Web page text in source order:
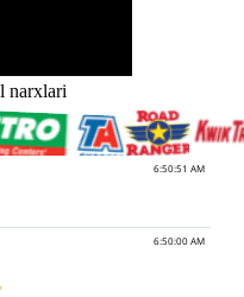
narxlari